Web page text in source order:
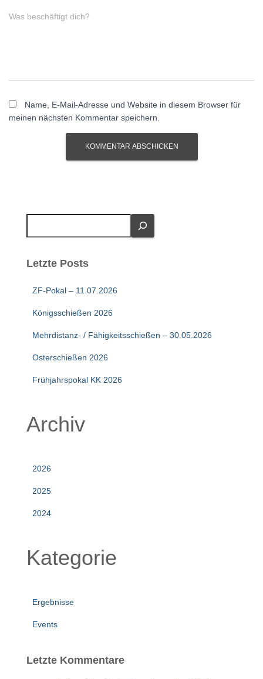
Was beschäftigt dich?
Name, E-Mail-Adresse und Website in diesem Browser für
meinen nächsten Kommentar speichern.
hLetzte Posts
ZF-Pokal – 11.07.2026
Königsschießen 2026
Mehrdistanz- / Fähigkeitsschießen – 30.05.2026
Osterschießen 2026
Frühjahrspokal KK 2026
Archiv
2026
2025
2024
Kategorie
Ergebnisse
Events
Letzte Kommentare